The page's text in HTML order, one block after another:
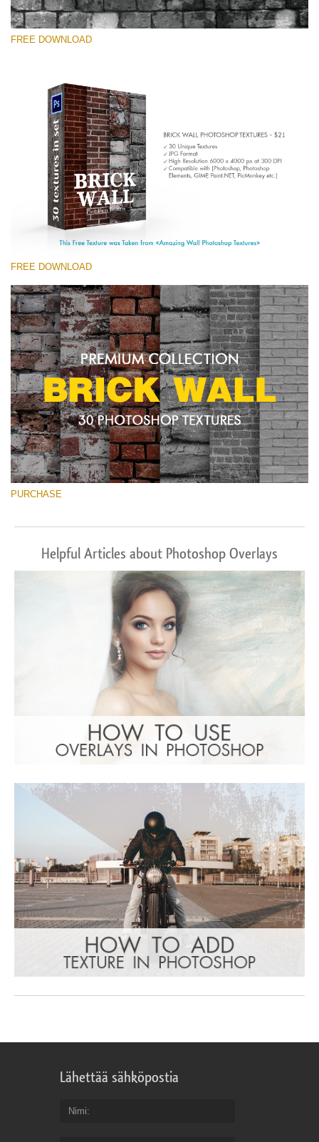
Please select
Free Photoshop Texture #1 Small 800*533px
Brick Wall
(30 Textures)
Large 6000*4000px
Entire Collection
Free download
FREE DOWNLOAD
FREE DOWNLOAD
PURCHASE
Helpful Articles about Photoshop Overlays
Lähettää sähköpostia
Nimi